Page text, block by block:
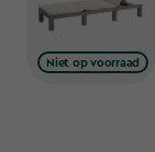
Niet op voorraad